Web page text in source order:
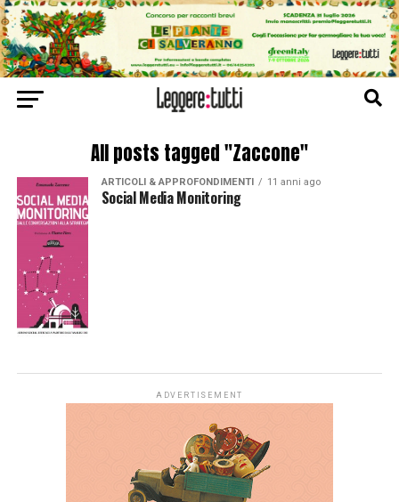
All posts tagged "Zaccone"
ARTICOLI & APPROFONDIMENTI 11 anni ago
Social Media Monitoring
ADVERTISEMENT